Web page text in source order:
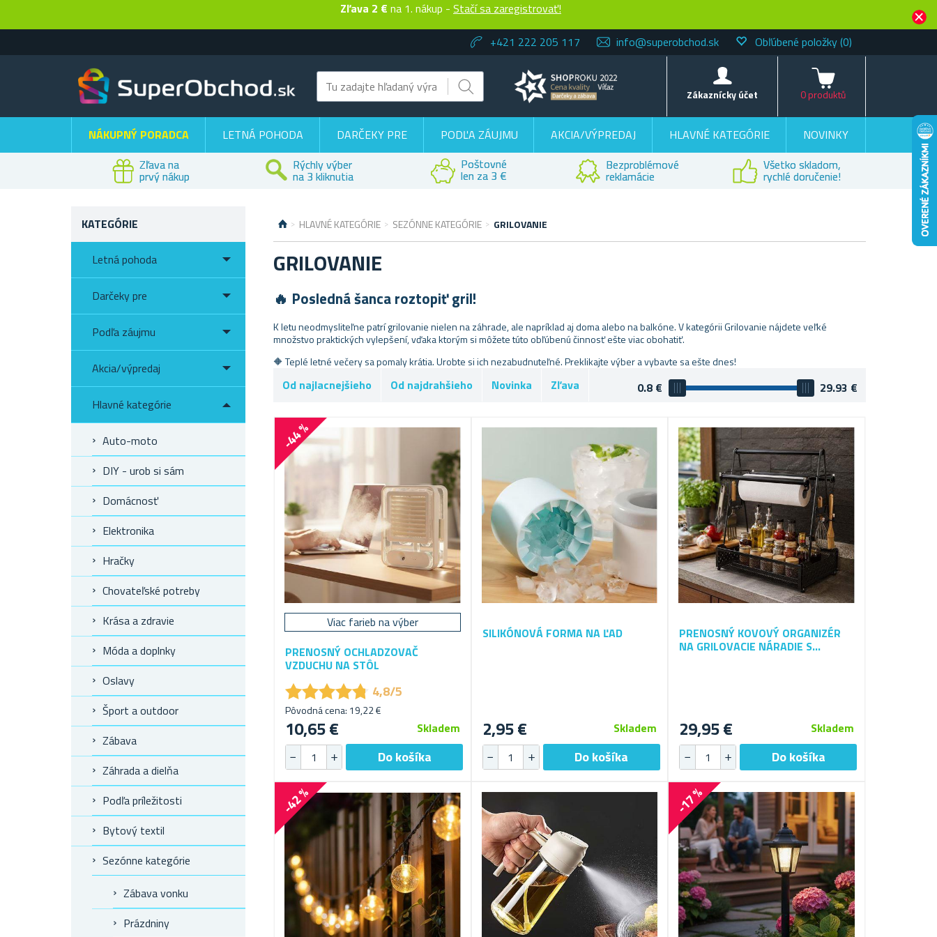
Zľava 2 € na 1. nákup - Stačí sa zaregistrovať!
+421 222 205 117
info@superobchod.sk Obľúbené položky(0)
Zákaznícky účet
Košík
0 produktů
NÁKUPNÝ PORADCA LETNÁ POHODA DARČEKY PRE PODĽA ZÁUJMU AKCIA/VÝPREDAJ HLAVNÉ KATEGÓRIE
NOVINKY
Zľava na
prvý nákup
Rýchly výber
na 3 kliknutia
Poštovné
len za 3 €
Bezproblémové
reklamácie
Všetko skladom,
rychlé doručenie!
KATEGÓRIE
Letná pohoda
Darčeky pre
Podľa záujmu
Akcia/výpredaj
Hlavné kategórie
Auto-moto
DIY - urob si sám
Domácnosť
Elektronika
Hračky
Chovateľské potreby
Krása a zdravie
Móda a doplnky
Oslavy
Šport a outdoor
Zábava
Záhrada a dielňa
Podľa príležitosti
Bytový textil
Sezónne kategórie
Zábava vonku
Prázdniny
HLAVNÉ KATEGÓRIE SEZÓNNE KATEGÓRIE GRILOVANIE
GRILOVANIE
🔥 Posledná šanca roztopiť gril!
K letu neodmysliteľne patrí grilovanie nielen na záhrade, ale napríklad aj doma alebo na balkóne. V kategórii Grilovanie nájdete veľké
množstvo praktických vylepšení, vďaka ktorým si môžete túto obľúbenú činnosť ešte viac obohatiť.
🔶 Teplé letné večery sa pomaly krátia. Urobte si ich nezabudnuteľné. Preklikajte výber a vybavte sa ešte dnes!
Od najlacnejšieho Od najdrahšieho Novinka Zľava 0.8 € 29.93 €
-44 %
Viac farieb na výber
PRENOSNÝ OCHLADZOVAČ
VZDUCHU NA STÔL
★★★★★
★★★★★ 4,8/5
Pôvodná cena: 19,22 €
10,65 € Skladem
SILIKÓNOVÁ FORMA NA ĽAD
2,95 € Skladem
PRENOSNÝ KOVOVÝ ORGANIZÉR
NA GRILOVACIE NÁRADIE S
29,95 € Skladem
-42 % -17 %